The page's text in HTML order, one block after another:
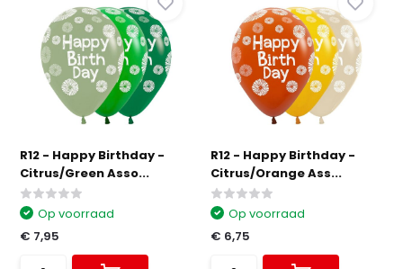
R12 - Happy Birthday -
Citrus/Green Asso...
Op voorraad
€ 7,95
R12 - Happy Birthday -
Citrus/Orange Ass...
Op voorraad
€ 6,75